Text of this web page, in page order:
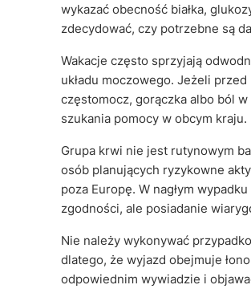
wykazać obecność białka,
zdecydować, czy potrzebne są
Wakacje często sprzyjają
układu moczowego. Jeżeli
częstomocz, gorączka albo ból
szukania pomocy w obcym kraju.
Grupa krwi nie jest rutynowym
osób planujących ryzykowne
poza Europę. W nagłym
zgodności, ale posiadanie
Nie należy wykonywać
dlatego, że wyjazd obejmuje
odpowiednim wywiadzie i